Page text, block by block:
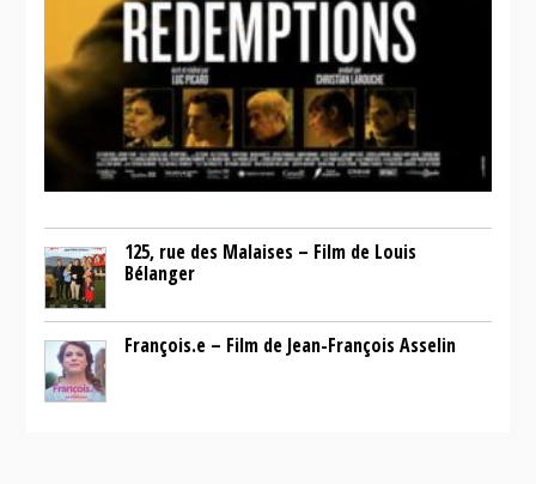
125, rue des Malaises – Film de Louis
Bélanger
François.e – Film de Jean-François Asselin